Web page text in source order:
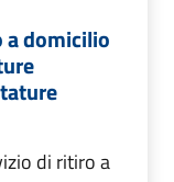
domicilio
di ritiro a